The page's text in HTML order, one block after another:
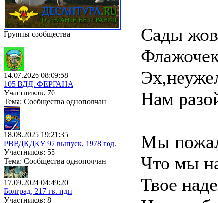
Группы сообщества
14.07.2026 08:09:58
105 ВДД. ФЕРГАНА
Участников: 70
Тема: Сообщества однополчан
18.08.2025 19:21:35
РВВДКДКУ 97 выпуск, 1978 год.
Участников: 55
Тема: Сообщества однополчан
17.09.2024 04:49:20
Болград, 217 гв. пдп
Участников: 8
Сады
Нам
Мы
Что мы
Твое